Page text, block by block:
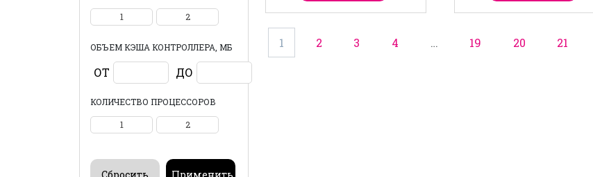
1 2
ОБЪЕМ КЭША КОНТРОЛЛЕРА, МБ
ОТ ДО
КОЛИЧЕСТВО ПРОЦЕССОРОВ
1 2
1 2 3 4 … 19 20 21